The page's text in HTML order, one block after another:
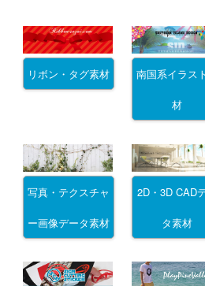
リボン・タグ素材 南国系イラス
材
写真・テクスチャ
ー画像データ素材
2D・3D CAD
タ素材